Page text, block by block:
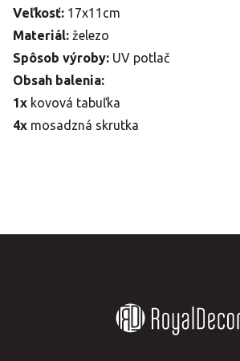
Veľkosť: 17x11cm
Materiál: železo
Spôsob výroby: UV potlač
Obsah balenia:
1x kovová tabuľka
4x mosadzná skrutka